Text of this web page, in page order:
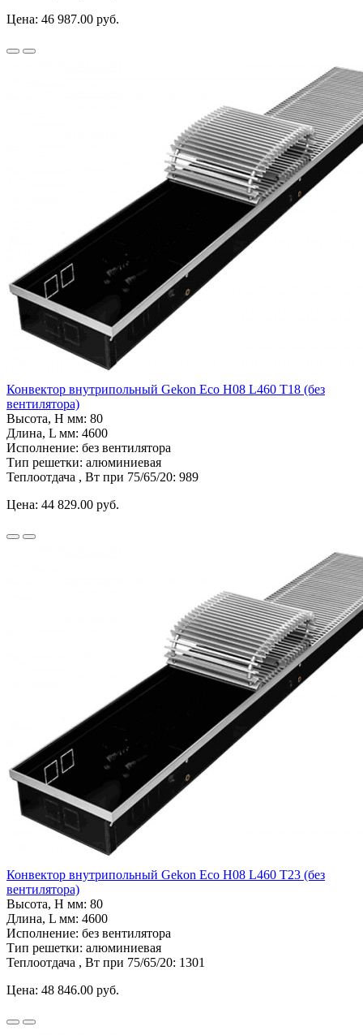
Цена: 46 987.00 руб.
Конвектор внутрипольный Gekon Eco H08 L460 T18 (без
вентилятора)
Высота, H мм: 80
Длина, L мм: 4600
Исполнение: без вентилятора
Тип решетки: алюминиевая
Теплоотдача , Вт при 75/65/20: 989
Цена: 44 829.00 руб.
Конвектор внутрипольный Gekon Eco H08 L460 T23 (без
вентилятора)
Высота, H мм: 80
Длина, L мм: 4600
Исполнение: без вентилятора
Тип решетки: алюминиевая
Теплоотдача , Вт при 75/65/20: 1301
Цена: 48 846.00 руб.